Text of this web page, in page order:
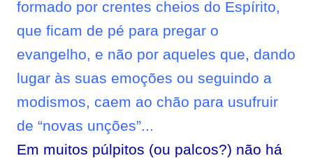
formado por crentes cheios do Espírito,
que ficam de pé para pregar o
evangelho, e não por aqueles que, dando
lugar às suas emoções ou seguindo a
modismos, caem ao chão para usufruir
de “novas unções”...
Em muitos púlpitos (ou palcos?) não há